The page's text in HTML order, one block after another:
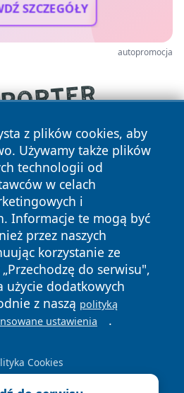
SZCZEGÓŁY
autopromocja
z plików cookies, aby
Używamy także plików
technologii od
w celach
i
Informacje te mogą być
przez naszych
korzystanie ze
do serwisu",
użycie dodatkowych
z naszą polityką
ustawienia .
Cookies
Wszystkie prawa
Polityka
Cookies